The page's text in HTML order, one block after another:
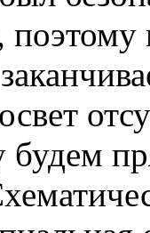
поэтому
будем